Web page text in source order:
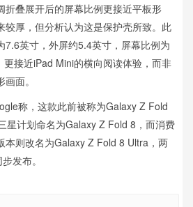
折叠展开后的屏幕比例更接近平板形
较厚，但分析认为这是保护壳所致。此
7.6英寸，外屏约5.4英寸，屏幕比例为
接近iPad Mini的横向阅读体验，而非
面。
称，这款此前被称为Galaxy Z Fold
星计划命名为Galaxy Z Fold 8，而消费
本则改名为Galaxy Z Fold 8 Ultra，两
发布。